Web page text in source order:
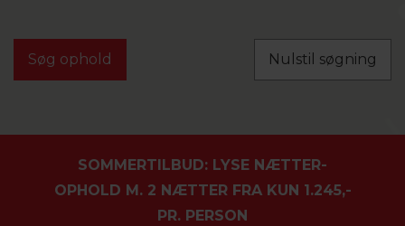
Nulstil søgning
SOMMERTILBUD: LYSE NÆTTER-
OPHOLD M. 2 NÆTTER FRA KUN 1.245,-
PR. PERSON